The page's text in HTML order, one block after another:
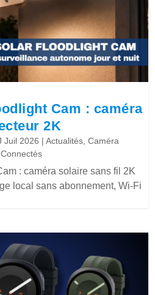
Cam : caméra
2K
Juil 2026 |Actualités,Caméra
: caméra solaire sans fil 2K
local sans abonnement, Wi-Fi